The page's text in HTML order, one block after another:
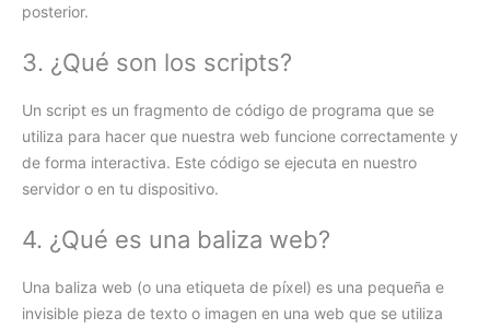
posterior.
3. ¿Qué son los scripts?
Un script es un fragmento de código de programa que se
utiliza para hacer que nuestra web funcione correctamente y
de forma interactiva. Este código se ejecuta en nuestro
servidor o en tu dispositivo.
4. ¿Qué es una baliza web?
Una baliza web (o una etiqueta de píxel) es una pequeña e
invisible pieza de texto o imagen en una web que se utiliza